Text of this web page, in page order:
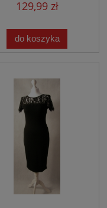
129,99 zł
do koszyka